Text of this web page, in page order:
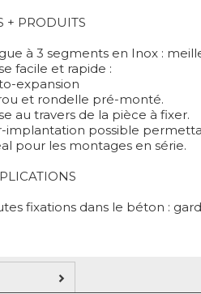
+ PRODUITS
à 3 segments en Inox :
facile et rapide :
expansion
et rondelle pré-monté.
au travers de la pièce à fixer.
implantation possible
pour les montages en série.
fixations dans le béton :